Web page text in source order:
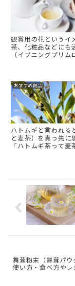
観賞用の花というイ
茶、化粧品などにも
（イブニングプリ
おすすめ商品
ハトムギと言われる
と麦茶）を真っ先に
「ハトムギ茶って
舞茸粉末（舞茸パ
使い方・食べ方やレ